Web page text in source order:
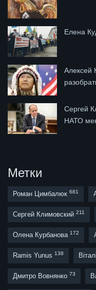
Елена
Алексей
Сергей
НАТО
Метки
Роман Цимбалюк 681
Сергей Климовский 211
Олена Курбанова 172
Ramis Yunus 138
Дмитро Вовнянко 73